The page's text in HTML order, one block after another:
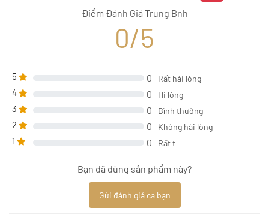
Điểm Đánh Giá Trung Bnh
0/5
5 0 Rất hài lòng
4 0 Hi lòng
3 0 Bình thường
2 0 Không hài lòng
1 0 Rất t
Bạn đã dùng sản phẩm này?
Gửi đánh giá ca bạn